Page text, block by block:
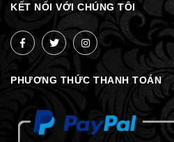
KẾT NỐI VỚI CHÚNG TÔI
PHƯƠNG THỨC THANH TOÁN